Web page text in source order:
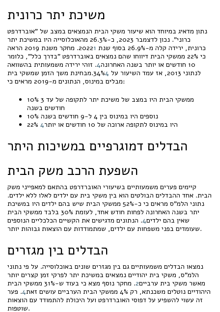
משיכת יתר כרונית
נתון מדאיג במיוחד הוא שיעור משקי הבית הנמצאים במצב של "אוברדרפט
כרוני". נכון לדצמבר 2023, כ-26.3% מהאוכלוסייה היו במשיכת יתר
כרונית, ירידה קלה מ-26.9% בסוף שנת 2022
1
. מחקר משנת 2019 הראה
כי 22% ממשקי הבית דיווחו שהם נמצאים באוברדרפט "בדרך כלל", כלומר
10 חודשים או יותר בשנה האחרונה
4. זוהי ירידה משמעותית בהשוואה
לנתוני 2013, אז עמד השיעור על 34%
4
.מבחינת משך הזמן שמשקי בית
מבלים במינוס, הנתונים מ-2019 מראים כי:
10% ממשקי הבית היו במצב של משיכת יתר לתקופה של עד 3
חודשים בשנה
10% נוספים היו במינוס בין 4 ל-9 חודשים בשנה
22% היו במינוס לתקופה ארוכה של 10 חודשים או יותר
4
הבדלים דמוגרפיים במשיכות היתר
השפעת הרכב משק הבית
קיימים פערים משמעותיים בשיעורי האוברדרפט בהתאם למאפייני משק
הבית. אחד ההבדלים הבולטים הוא בין משקי בית עם ילדים לאלו ללא ילדים.
נתוני הלמ"ס מראים כי כ-52% ממשקי הבית שיש בהם ילדים היו במשיכת
יתר בשנה האחרונה לפחות חודש אחד, לעומת 30% בלבד ממשקי הבית
שאין בהם ילדים4. הנתונים מדגישים את הקשיים הכלכליים הנוספים
שעומדים בפני משפחות עם ילדים, שמתמודדות עם הוצאות גבוהות יותר.
הבדלים בין מגזרים
נמצאו הבדלים משמעותיים גם בין מגזרים שונים באוכלוסייה. על פי נתוני
הלמ"ס, משקי בית יהודיים נמצאים במשיכת יתר לפרקי זמן קצרים יותר
מאשר משקי בית ערביים2
. מחקר נוסף מצא כי בעוד ש-31% ממשקי הבית
היהודיים נוטלים משכנתא, רק 4% ממשקי הבית הערביים עושים זאת
4. פער
זה עשוי להשפיע על דפוסי האוברדרפט ועל היכולת להתמודד עם הוצאות
שוטפות.